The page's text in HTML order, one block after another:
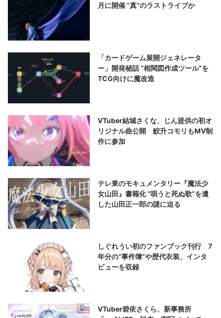
月に開催 “真”のラストライブか
「カードゲーム展開ジェネレータ
ー」開発秘話 “相関図作成ツール”を
TCG向けに魔改造
VTuber結城さくな、じん提供の初オ
リジナル曲公開 鮫升コモリもMV制
作に参加
テレ東のモキュメンタリー『魔法少
女山田』書籍化 “唄うと死ぬ歌”を遺
した山田正一郎の謎に迫る
しぐれうい初のファンブック刊行 7
年分の“事件簿”や歴代衣装、インタ
ビューを収録
VTuber碧依さくら、新事務所